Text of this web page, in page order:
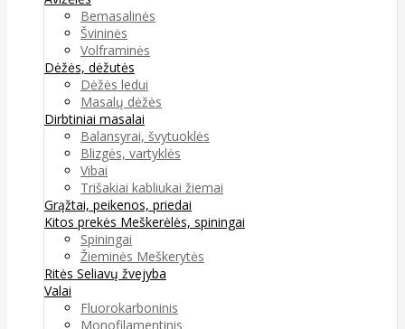
Bemasalinės
Švininės
Volframinės
Dėžės, dėžutės
Dėžės ledui
Masalų dėžės
Dirbtiniai masalai
Balansyrai, švytuoklės
Blizgės, vartyklės
Vibai
Trišakiai kabliukai žiemai
Grąžtai, peikenos, priedai
Kitos prekės Meškerėlės, spiningai
Spiningai
Žieminės Meškerytės
Ritės Seliavų žvejyba
Valai
Fluorokarboninis
Monofilamentinis